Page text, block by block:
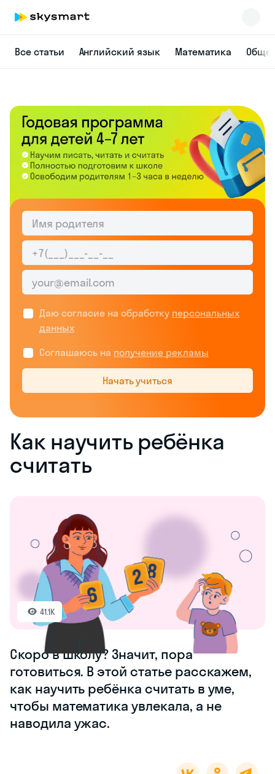
Все статьи Английский язык Математика
Даю согласие на обработку персональных
данных
Соглашаюсь на получение рекламы
Начать учиться
Как научить ребёнка
считать
41.1K
Скоро в школу? Значит, пора
готовиться. В этой статье расскажем,
как научить ребёнка считать в уме,
чтобы математика увлекала, а не
наводила ужас.
Skysmart Chat
online